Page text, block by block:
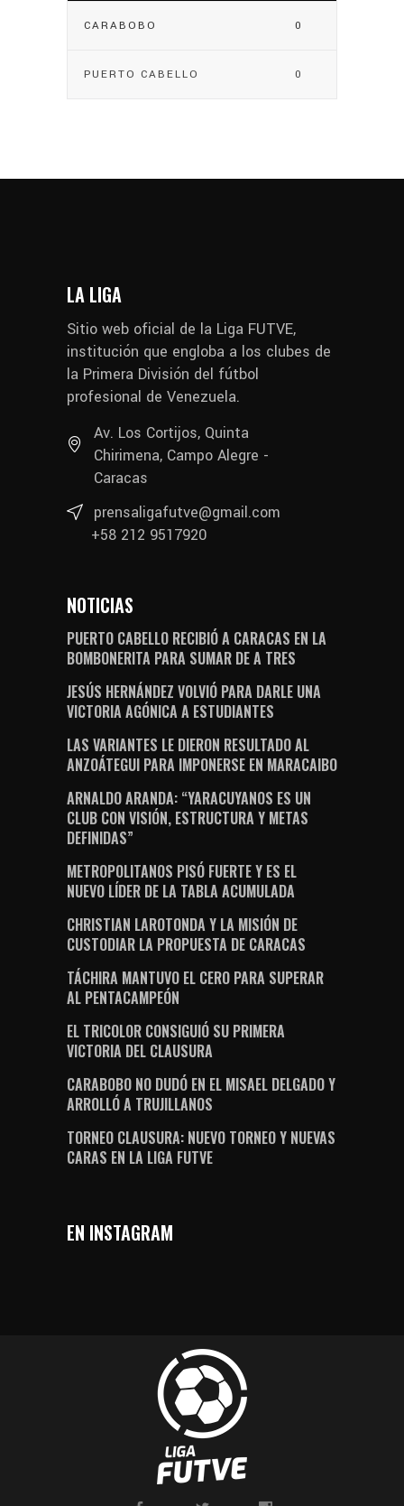
CARABOBO 0
PUERTO CABELLO 0
LA LIGA
Sitio web oficial de la Liga FUTVE,
institución que engloba a los clubes de
la Primera División del fútbol
profesional de Venezuela.
Av. Los Cortijos, Quinta
Chirimena, Campo Alegre -
Caracas
prensaligafutve@gmail.com
+58 212 9517920
NOTICIAS
PUERTO CABELLO RECIBIÓ A CARACAS EN LA
BOMBONERITA PARA SUMAR DE A TRES
JESÚS HERNÁNDEZ VOLVIÓ PARA DARLE UNA
VICTORIA AGÓNICA A ESTUDIANTES
LAS VARIANTES LE DIERON RESULTADO AL
ANZOÁTEGUI PARA IMPONERSE EN MARACAIBO
ARNALDO ARANDA: “YARACUYANOS ES UN
CLUB CON VISIÓN, ESTRUCTURA Y METAS
DEFINIDAS”
METROPOLITANOS PISÓ FUERTE Y ES EL
NUEVO LÍDER DE LA TABLA ACUMULADA
CHRISTIAN LAROTONDA Y LA MISIÓN DE
CUSTODIAR LA PROPUESTA DE CARACAS
TÁCHIRA MANTUVO EL CERO PARA SUPERAR
AL PENTACAMPEÓN
EL TRICOLOR CONSIGUIÓ SU PRIMERA
VICTORIA DEL CLAUSURA
CARABOBO NO DUDÓ EN EL MISAEL DELGADO Y
ARROLLÓ A TRUJILLANOS
TORNEO CLAUSURA: NUEVO TORNEO Y NUEVAS
CARAS EN LA LIGA FUTVE
EN INSTAGRAM